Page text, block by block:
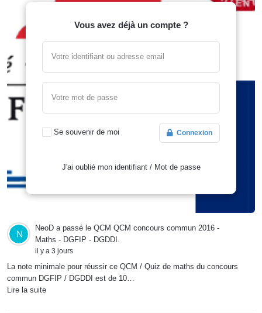
Vous avez déjà un compte ?
Votre identifiant ou adresse email
Votre mot de passe
Se souvenir de moi Connexion
J'ai oublié mon identifiant/ Mot de passe
NeoD a passé le QCM QCM concours commun 2016 -
Maths - DGFIP - DGDDI .
il y a 3 jours
La note minimale pour réussir ce QCM / Quiz de maths du concours
commun DGFIP / DGDDI est de 10…
Lire la suite